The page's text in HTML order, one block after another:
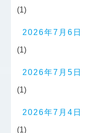
(1)
2026年7月6日
(1)
2026年7月5日
(1)
2026年7月4日
(1)